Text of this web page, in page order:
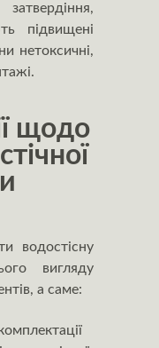
підвищені
нетоксичні,
щодо
водостісну
вигляду
а саме: